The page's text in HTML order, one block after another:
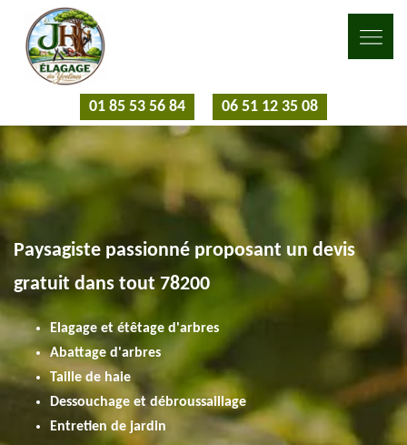
01 85 53 56 84 06 51 12 35 08
Paysagiste passionné proposant un devis
gratuit dans tout 78200
Elagage et étêtage d'arbres
Abattage d'arbres
Taille de haie
Dessouchage et débroussaillage
Entretien de jardin